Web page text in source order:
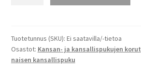
Tuotetunnus (SKU): Ei saatavilla/-tietoa
Osastot: Kansan- ja kansallispukujen korut
naisen kansallispuku